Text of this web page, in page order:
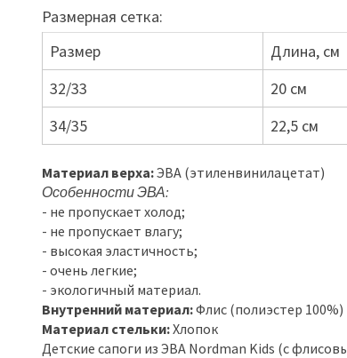
Размерная сетка:
Размер
Длина, см
32/33
20 см
34/35
22,5 см
Материал верха:ЭВА (этиленвинилацетат)
Особенности ЭВА:
- не пропускает холод;
- не пропускает влагу;
- высокая эластичность;
- очень легкие;
- экологичный материал.
Внутренний материал:Флис (полиэстер 100%)
Материал стельки:Хлопок
Детские сапоги из ЭВА Nordman Kids (с